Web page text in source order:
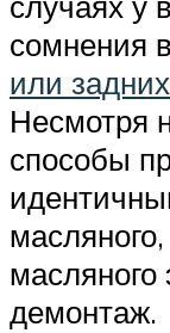
сомнения
или
Несмотря
способы
масляного,
масляного
демонтаж.